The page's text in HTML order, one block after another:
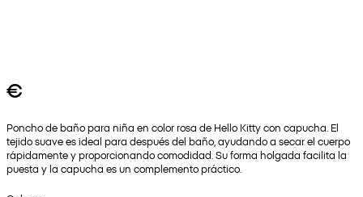
€
Poncho de baño para niña en color rosa de Hello Kitty con capucha. El
tejido suave es ideal para después del baño, ayudando a secar el cuerpo
rápidamente y proporcionando comodidad. Su forma holgada facilita la
puesta y la capucha es un complemento práctico.